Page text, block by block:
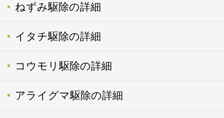
ねずみ駆除の詳細
イタチ駆除の詳細
コウモリ駆除の詳細
アライグマ駆除の詳細